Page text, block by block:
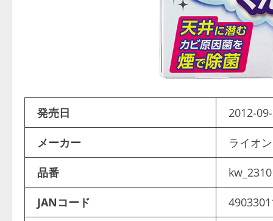
発売日 2012-
メーカー ライオ
品番
JANコード